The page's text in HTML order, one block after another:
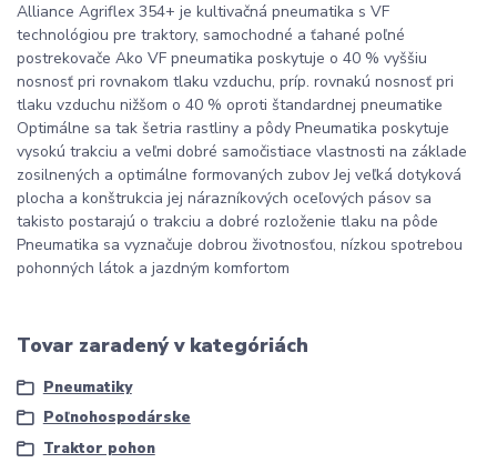
Alliance Agriflex 354+ je kultivačná pneumatika s VF
technológiou pre traktory, samochodné a ťahané poľné
postrekovače Ako VF pneumatika poskytuje o 40 % vyššiu
nosnosť pri rovnakom tlaku vzduchu, príp. rovnakú nosnosť pri
tlaku vzduchu nižšom o 40 % oproti štandardnej pneumatike
Optimálne sa tak šetria rastliny a pôdy Pneumatika poskytuje
vysokú trakciu a veľmi dobré samočistiace vlastnosti na základe
zosilnených a optimálne formovaných zubov Jej veľká dotyková
plocha a konštrukcia jej nárazníkových oceľových pásov sa
takisto postarajú o trakciu a dobré rozloženie tlaku na pôde
Pneumatika sa vyznačuje dobrou životnosťou, nízkou spotrebou
pohonných látok a jazdným komfortom
Tovar zaradený v kategóriách
Pneumatiky
Poľnohospodárske
Traktor pohon